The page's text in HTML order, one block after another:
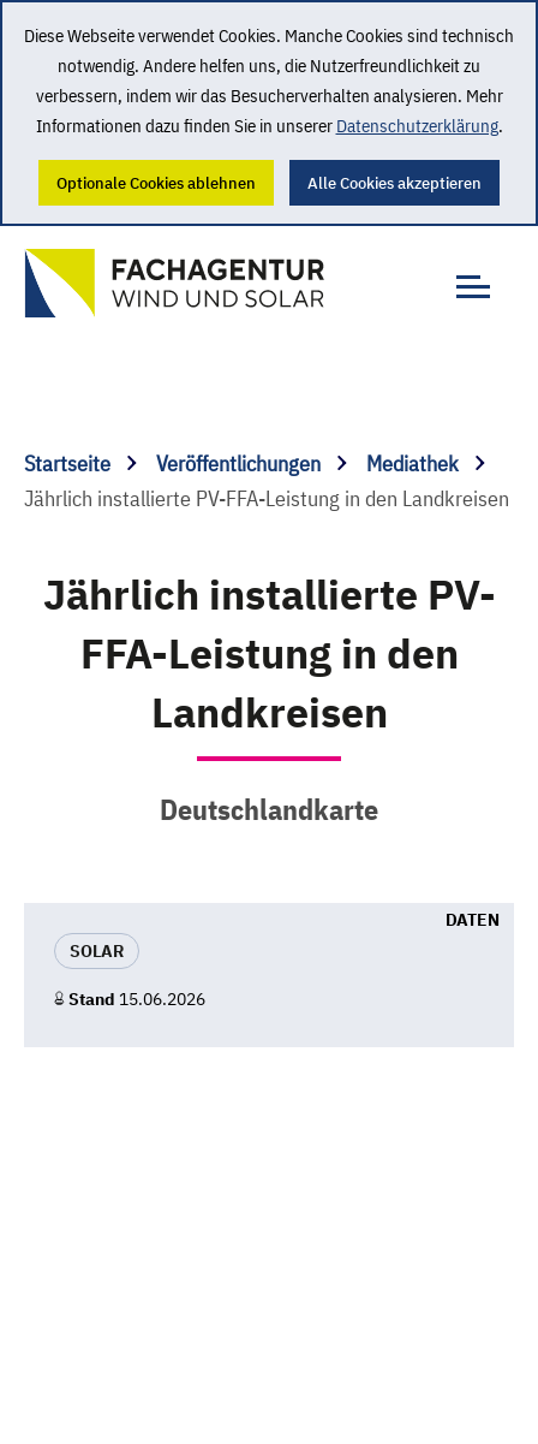
Diese Webseite verwendet Cookies. Manche Cookies sind technisch
notwendig. Andere helfen uns, die Nutzerfreundlichkeit zu
verbessern, indem wir das Besucherverhalten analysieren. Mehr
Informationen dazu finden Sie in unserer Datenschutzerklärung.
Optionale Cookies ablehnen Alle Cookies akzeptieren
Startseite Veröffentlichungen
Mediathek
Jährlich installierte PV-FFA-Leistung in den Landkreisen
Jährlich installierte PV-
FFA-Leistung in den
Landkreisen
Deutschlandkarte
DATEN
SOLAR
Stand 15.06.2026